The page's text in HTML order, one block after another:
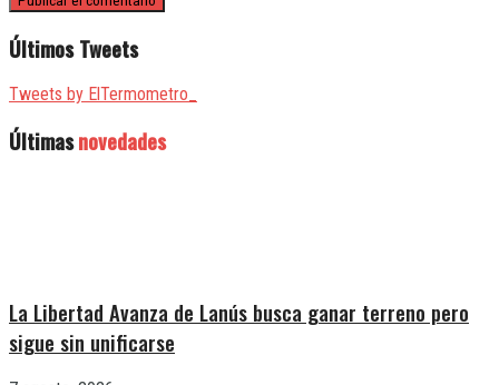
Últimos Tweets
Tweets by ElTermometro_
Últimasnovedades
La Libertad Avanza de Lanús busca ganar terreno pero
sigue sin unificarse